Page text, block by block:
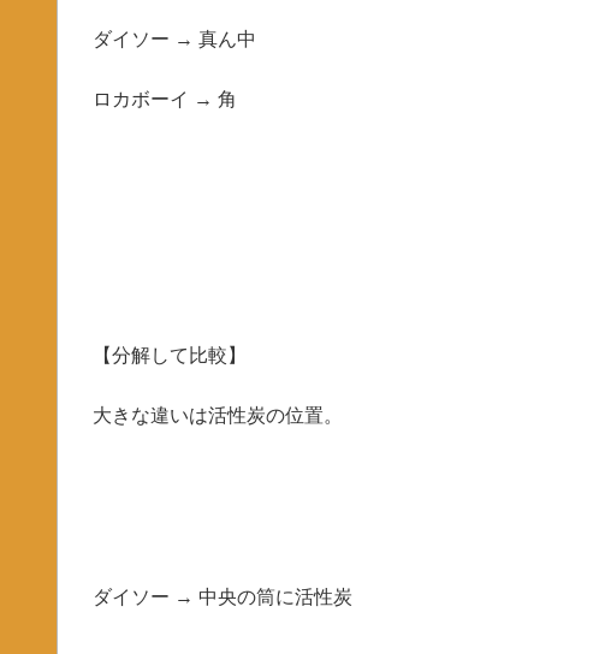
ダイソー → 真ん中
ロカボーイ → 角
【分解して比較】
大きな違いは活性炭の位置。
ダイソー → 中央の筒に活性炭